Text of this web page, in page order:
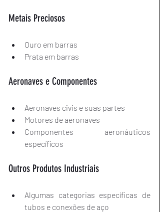
Metais Preciosos
Ouro em barras
Prata em barras
Aeronaves e Componentes
Aeronaves civis e suas partes
Motores de aeronaves
Componentes aeronáuticos
específicos
Outros Produtos Industriais
Algumas categorias específicas de
tubos e conexões de aço